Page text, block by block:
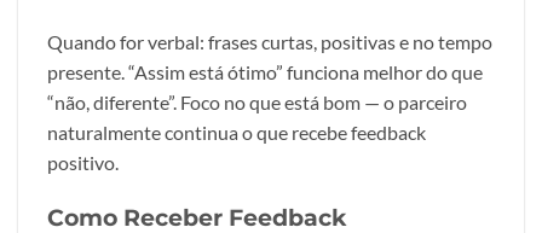
Quando for verbal: frases curtas, positivas e no tempo
presente. “Assim está ótimo” funciona melhor do que
“não, diferente”. Foco no que está bom — o parceiro
naturalmente continua o que recebe feedback
positivo.
Como Receber Feedback